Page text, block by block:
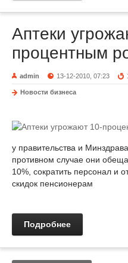
Аптеки
процентным
admin 13-12-2010, 07:23
Новости бизнеса
у правительства и
противном случае они
10%, сократить персонал и
скидок пенсионерам
Подробнее